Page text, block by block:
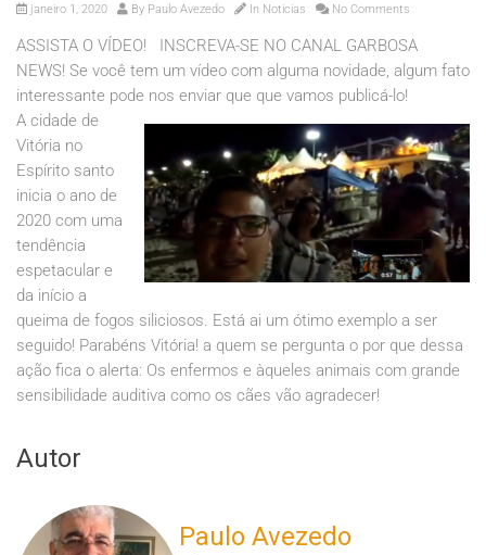
janeiro 1, 2020 By Paulo Avezedo In Noticias No Comments
ASSISTA O VÍDEO! INSCREVA-SE NO CANAL GARBOSA
NEWS! Se você tem um vídeo com alguma novidade, algum fato
interessante pode nos enviar que que vamos publicá-lo!
A cidade de
Vitória no
Espírito santo
inicia o ano de
2020 com uma
tendência
espetacular e
da início a
queima de fogos siliciosos. Está ai um ótimo exemplo a ser
seguido! Parabéns Vitória! a quem se pergunta o por que dessa
ação fica o alerta: Os enfermos e àqueles animais com grande
sensibilidade auditiva como os cães vão agradecer!
Autor
Paulo Avezedo